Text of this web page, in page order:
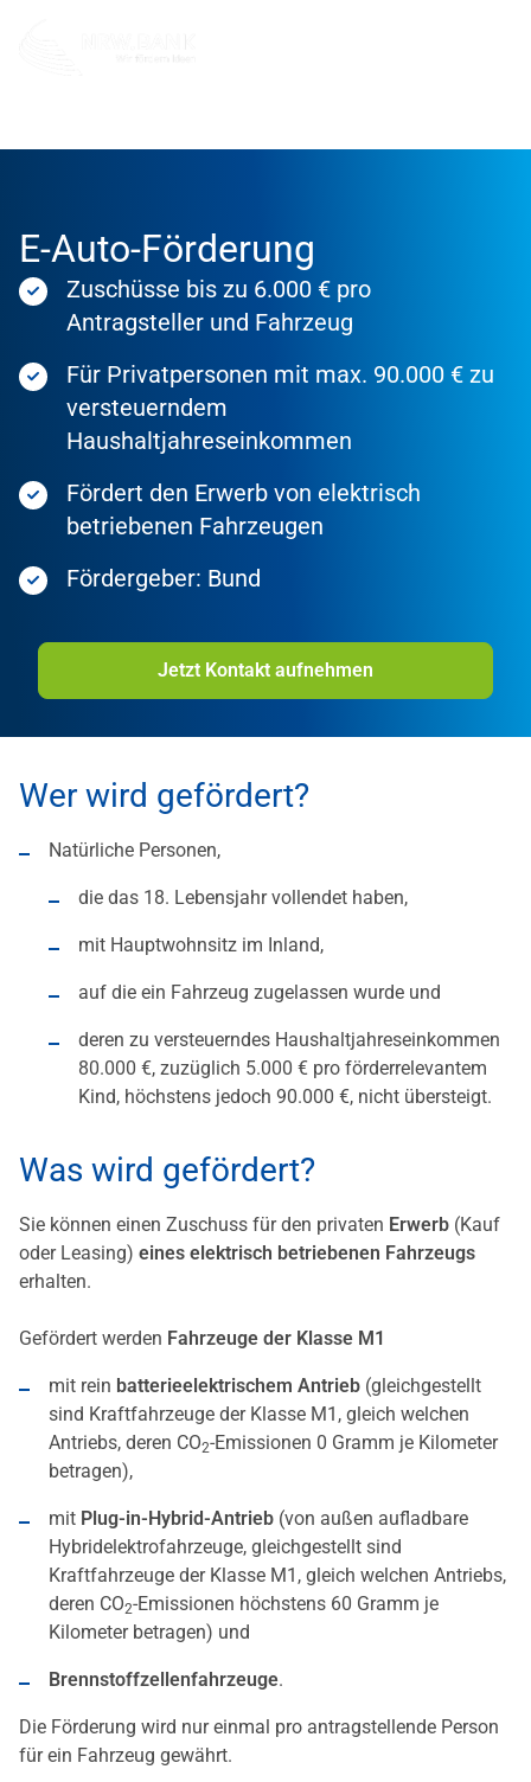
E-Auto-Förderung
Zuschüsse bis zu 6.000 € pro
Antragsteller und Fahrzeug
Für Privatpersonen mit max. 90.000 € zu
versteuerndem
Haushaltjahreseinkommen
Fördert den Erwerb von elektrisch
betriebenen Fahrzeugen
Fördergeber: Bund
Jetzt Kontakt aufnehmen
Wer wird gefördert?
Natürliche Personen,
die das 18. Lebensjahr vollendet haben,
mit Hauptwohnsitz im Inland,
auf die ein Fahrzeug zugelassen wurde und
deren zu versteuerndes Haushaltjahreseinkommen
80.000 €, zuzüglich 5.000 € pro förderrelevantem
Kind, höchstens jedoch 90.000 €, nicht übersteigt.
Was wird gefördert?
Sie können einen Zuschuss für den privaten Erwerb (Kauf
oder Leasing) eines elektrisch betriebenen Fahrzeugs
erhalten.
Gefördert werden Fahrzeuge der Klasse M1
mit rein batterieelektrischem Antrieb (gleichgestellt
sind Kraftfahrzeuge der Klasse M1, gleich welchen
Antriebs, deren CO2-Emissionen 0 Gramm je Kilometer
betragen),
mit Plug-in-Hybrid-Antrieb (von außen aufladbare
Hybridelektrofahrzeuge, gleichgestellt sind
Kraftfahrzeuge der Klasse M1, gleich welchen Antriebs,
deren CO2-Emissionen höchstens 60 Gramm je
Kilometer betragen) und
Brennstoffzellenfahrzeuge.
Die Förderung wird nur einmal pro antragstellende Person
für ein Fahrzeug gewährt.